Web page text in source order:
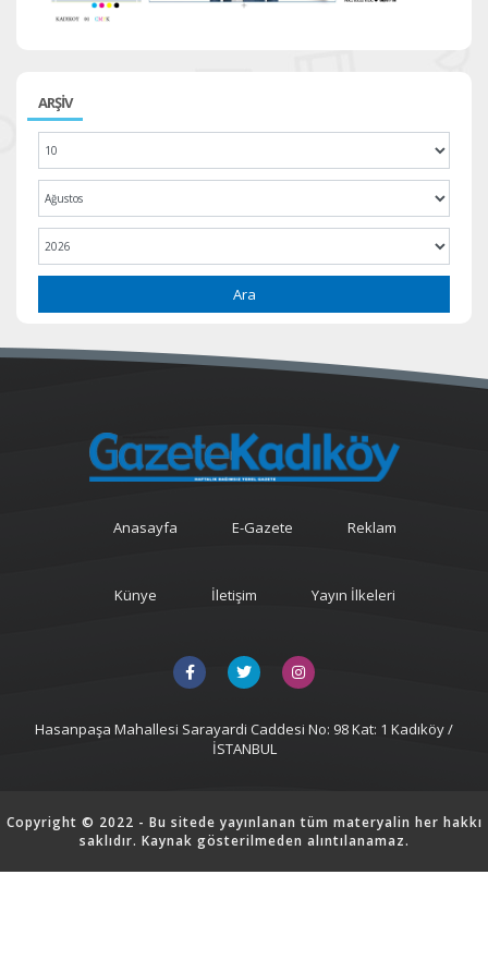
ARŞİV
Ara
Anasayfa E-Gazete Reklam
Künye İletişim Yayın İlkeleri
Hasanpaşa Mahallesi Sarayardi Caddesi No: 98 Kat: 1 Kadıköy /
İSTANBUL
Copyright © 2022 - Bu sitede yayınlanan tüm materyalin her hakkı
saklıdır. Kaynak gösterilmeden alıntılanamaz.